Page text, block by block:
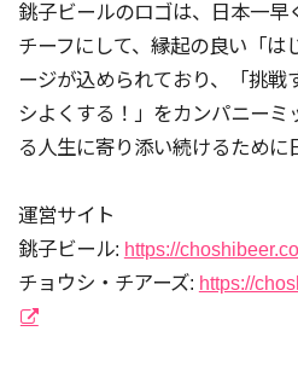
銚子ビールのロゴは、日本一早
チーフにして、縁起の良い「は
ージが込められており、「挑戦
シよくする！」をカンパニーミ
る人生に寄り添い続けるために
運営サイト
銚子ビール: https://
チョウシ・チアーズ: https://